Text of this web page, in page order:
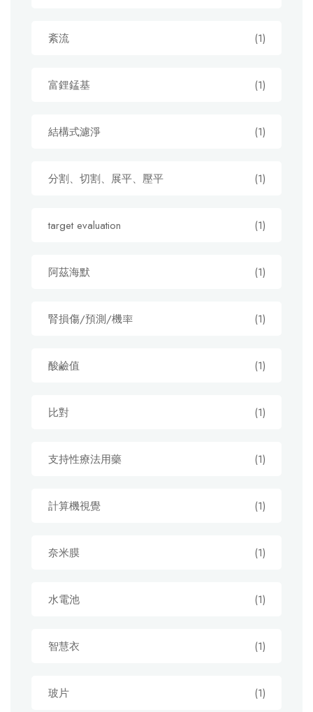
紊流 (1)
富鋰錳基 (1)
結構式濾淨 (1)
分割、切割、展平、壓平 (1)
target evaluation (1)
阿茲海默 (1)
腎損傷/預測/機率 (1)
酸鹼值 (1)
比對 (1)
支持性療法用藥 (1)
計算機視覺 (1)
奈米膜 (1)
水電池 (1)
智慧衣 (1)
玻片 (1)